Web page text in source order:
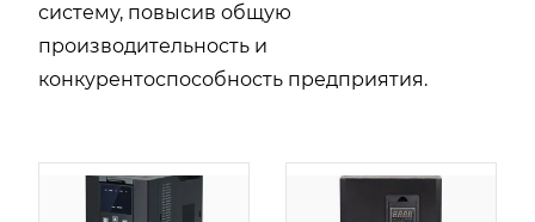
систему, повысив общую
производительность и
конкурентоспособность предприятия.